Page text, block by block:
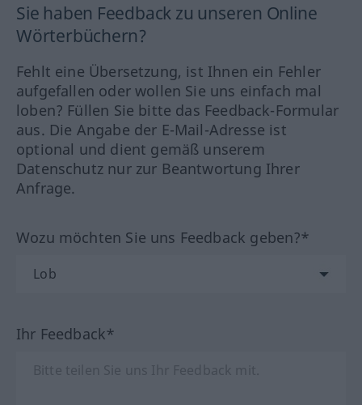
Sie haben Feedback zu unseren Online
Wörterbüchern?
Fehlt eine Übersetzung, ist Ihnen ein Fehler
aufgefallen oder wollen Sie uns einfach mal
loben? Füllen Sie bitte das Feedback-Formular
aus. Die Angabe der E-Mail-Adresse ist
optional und dient gemäß unserem
Datenschutz nur zur Beantwortung Ihrer
Anfrage.
Wozu möchten Sie uns Feedback geben?*
Ihr Feedback*